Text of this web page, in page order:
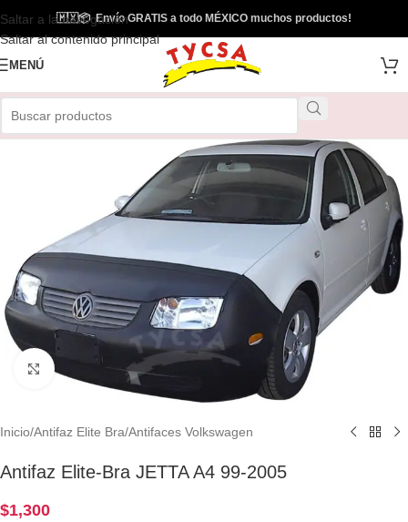
Saltar a la navegación
Saltar al contenido principal
🇲🇽📦Envío GRATIS a todo MÉXICO muchos productos!
MENÚ
Clic para ampliar
Inicio/Antifaz Elite Bra/Antifaces Volkswagen
Antifaz Elite-Bra JETTA A4 99-2005
$1,300